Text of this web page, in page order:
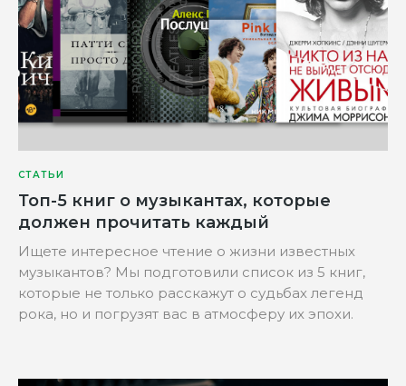
СТАТЬИ
Топ-5 книг о музыкантах, которые
должен прочитать каждый
Ищете интересное чтение о жизни известных
музыкантов? Мы подготовили список из 5 книг,
которые не только расскажут о судьбах легенд
рока, но и погрузят вас в атмосферу их эпохи.